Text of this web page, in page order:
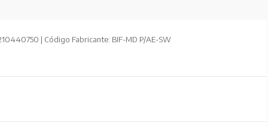
| Código Fabricante: BIF-MD P/AE-SW